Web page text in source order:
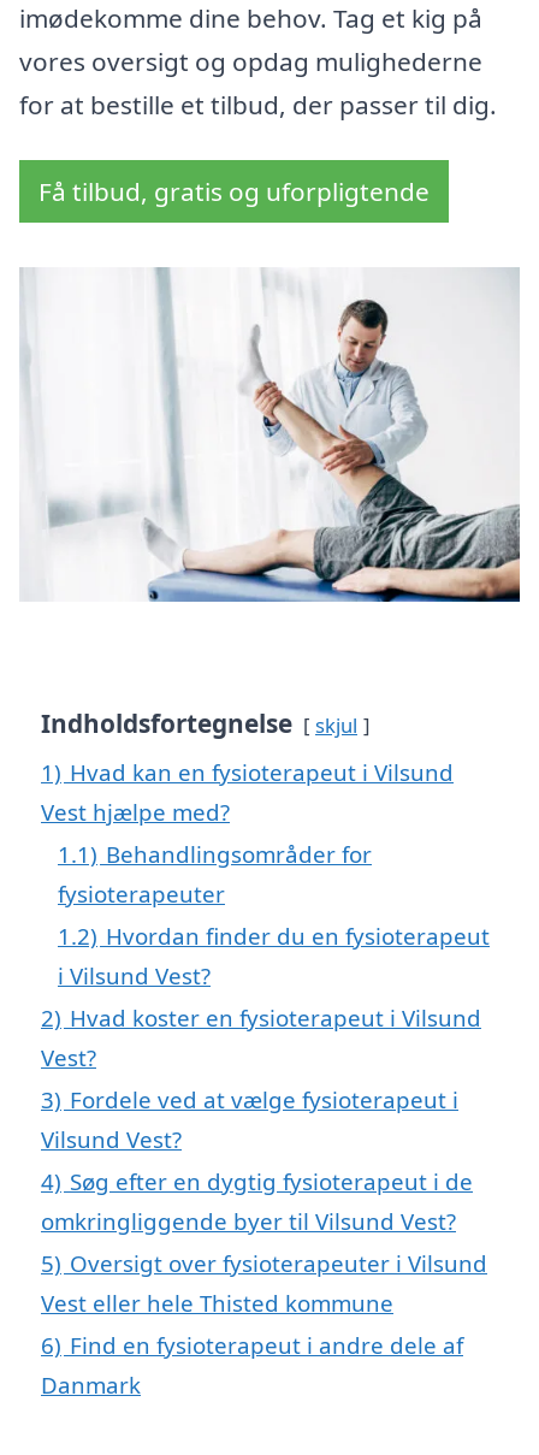
imødekomme dine behov. Tag et kig på
vores oversigt og opdag mulighederne
for at bestille et tilbud, der passer til dig.
Få tilbud, gratis og uforpligtende
Indholdsfortegnelse skjul
1) Hvad kan en fysioterapeut i Vilsund
Vest hjælpe med?
1.1) Behandlingsområder for
fysioterapeuter
1.2) Hvordan finder du en fysioterapeut
i Vilsund Vest?
2) Hvad koster en fysioterapeut i Vilsund
Vest?
3) Fordele ved at vælge fysioterapeut i
Vilsund Vest?
4) Søg efter en dygtig fysioterapeut i de
omkringliggende byer til Vilsund Vest?
5) Oversigt over fysioterapeuter i Vilsund
Vest eller hele Thisted kommune
6) Find en fysioterapeut i andre dele af
Danmark